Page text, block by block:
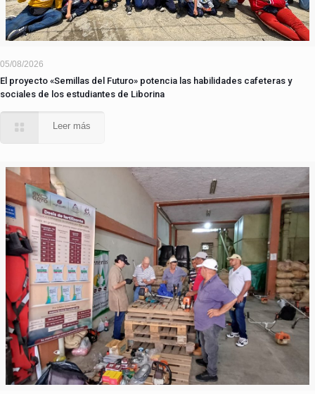
05/08/2026
El proyecto «Semillas del Futuro» potencia las habilidades cafeteras y
sociales de los estudiantes de Liborina
Leer más